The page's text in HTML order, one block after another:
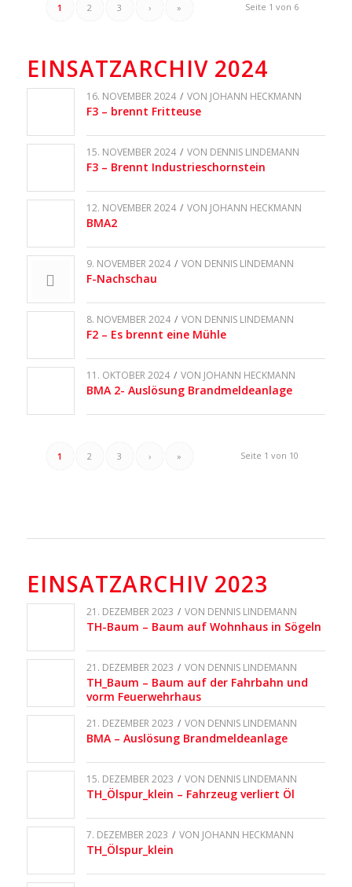
Seite 1 von 6
1 2 3 › »
EINSATZARCHIV 2024
16. NOVEMBER 2024 / VON JOHANN HECKMANN
F3 – brennt Fritteuse
15. NOVEMBER 2024 / VON DENNIS LINDEMANN
F3 – Brennt Industrieschornstein
12. NOVEMBER 2024 / VON JOHANN HECKMANN
BMA2
9. NOVEMBER 2024 / VON DENNIS LINDEMANN
F-Nachschau
8. NOVEMBER 2024 / VON DENNIS LINDEMANN
F2 – Es brennt eine Mühle
11. OKTOBER 2024 / VON JOHANN HECKMANN
BMA 2- Auslösung Brandmeldeanlage
Seite 1 von 10
1 2 3 › »
EINSATZARCHIV 2023
21. DEZEMBER 2023 / VON DENNIS LINDEMANN
TH-Baum – Baum auf Wohnhaus in Sögeln
21. DEZEMBER 2023 / VON DENNIS LINDEMANN
TH_Baum – Baum auf der Fahrbahn und
vorm Feuerwehrhaus
21. DEZEMBER 2023 / VON DENNIS LINDEMANN
BMA – Auslösung Brandmeldeanlage
15. DEZEMBER 2023 / VON DENNIS LINDEMANN
TH_Ölspur_klein – Fahrzeug verliert Öl
7. DEZEMBER 2023 / VON JOHANN HECKMANN
TH_Ölspur_klein